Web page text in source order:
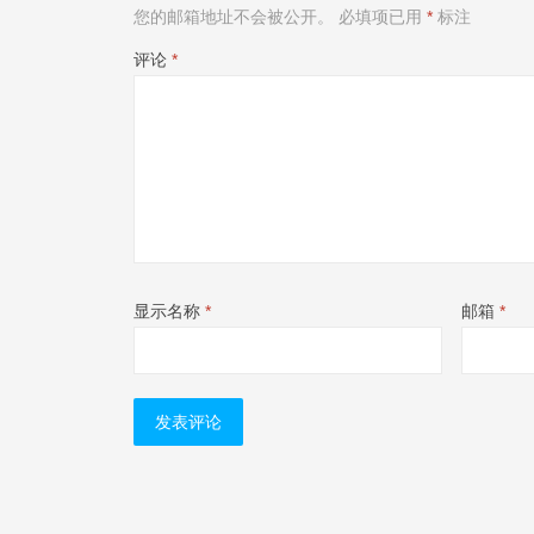
您的邮箱地址不会被公开。 必填项已用 * 标注
评论 *
显示名称 * 邮箱 *